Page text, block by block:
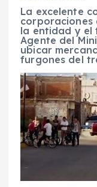
La excelente
corporaciones
la entidad y el
Agente del
ubicar
furgones del